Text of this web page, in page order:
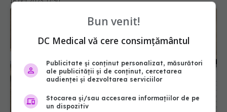
Bun venit!
DC Medical vă cere consimțământul
Publicitate și conținut personalizat, măsurători
ale publicității și de conținut, cercetarea
audienței și dezvoltarea serviciilor
Stocarea și/sau accesarea informațiilor de pe
un dispozitiv